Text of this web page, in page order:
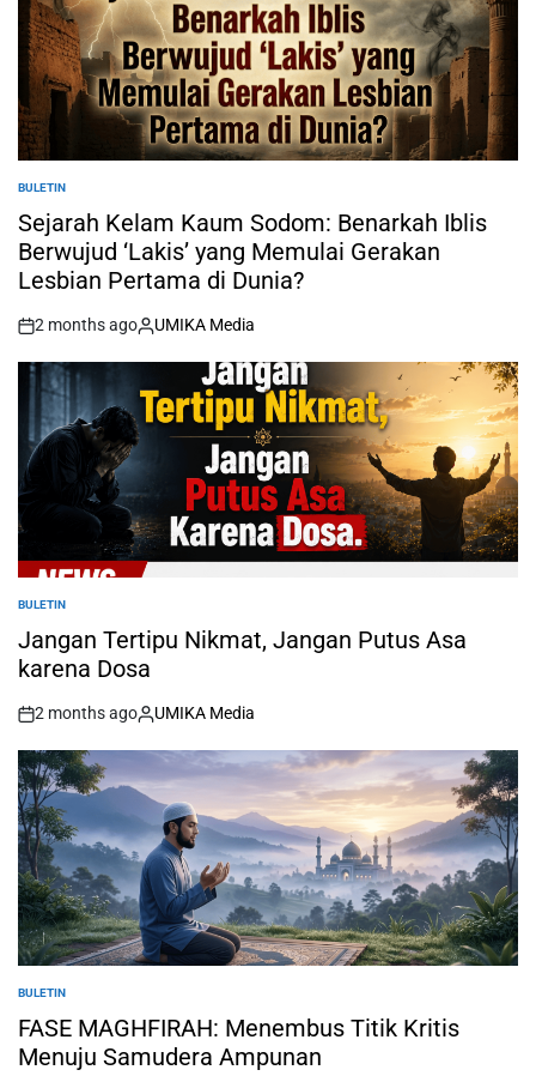
POSTED
IN
BULETIN
Sejarah Kelam Kaum Sodom: Benarkah Iblis
Berwujud ‘Lakis’ yang Memulai Gerakan
Lesbian Pertama di Dunia?
on
2 months ago
Posted
by
UMIKA Media
POSTED
IN
BULETIN
Jangan Tertipu Nikmat, Jangan Putus Asa
karena Dosa
on
2 months ago
Posted
by
UMIKA Media
POSTED
IN
BULETIN
FASE MAGHFIRAH: Menembus Titik Kritis
Menuju Samudera Ampunan